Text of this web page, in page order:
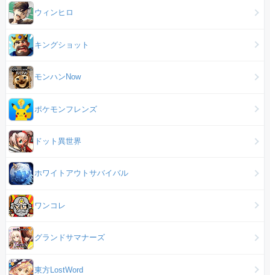
ウィンヒロ
キングショット
モンハンNow
ポケモンフレンズ
ドット異世界
ホワイトアウトサバイバル
ワンコレ
グランドサマナーズ
東方LostWord